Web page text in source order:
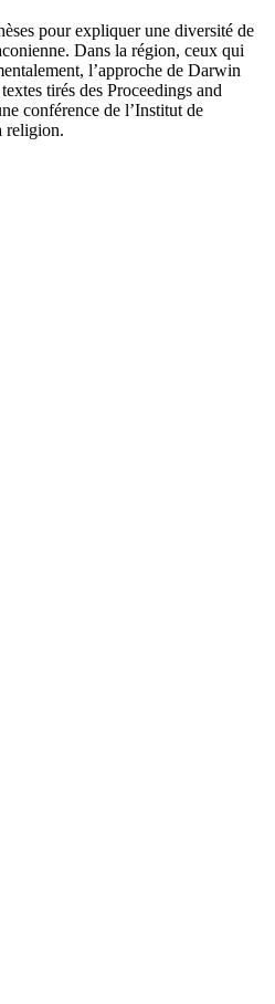
pour expliquer une diversité de
Dans la région, ceux qui
l’approche de Darwin
tirés des Proceedings and
conférence de l’Institut de
religion.